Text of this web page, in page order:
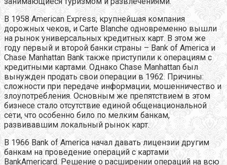
В 1958 American Express, крупнейшая компания
дорожных чеков, и Carte Blanche одновременно вышли
на рынок универсальных кредитных карт. В этом же
году первый и второй банки страны – Bank of America и
Chase Manhattan Bank также приступили к операциям с
кредитными картами. Однако Сhase Manhattan был
вынужден продать свои операции в 1962. Причины:
сложности при передаче информации, мошенничество и
злоупотребления. Основным же препятствием в этом
бизнесе стало отсутствие единой общенациональной
сети, что особенно било по мелким банкам,
развивавшим локальный рынок карт.
В 1966 Bank of America начал давать лицензии другим
банкам на проведение операций с картами
BankAmericard. Решение о расширении операций на всю